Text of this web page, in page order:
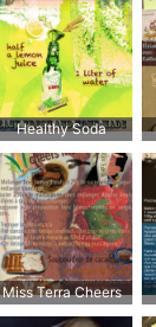
Healthy Soda
Miss Terra Cheers
me up